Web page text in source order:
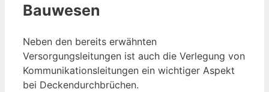
Bauwesen
Neben den bereits erwähnten
Versorgungsleitungen ist auch die Verlegung von
Kommunikationsleitungen ein wichtiger Aspekt
bei Deckendurchbrüchen.